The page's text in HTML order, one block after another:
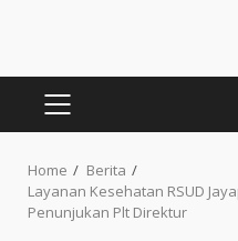
PRIMARY
Home
Berita
Layanan Kesehatan RSUD
Penunjukan Plt Direktur